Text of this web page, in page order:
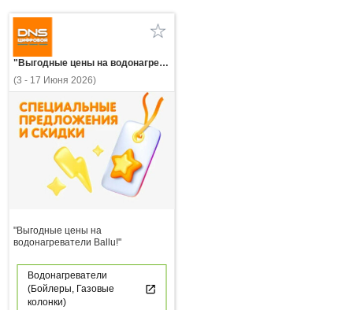
"Выгодные цены на водонагреватели Ballu!"
(3 - 17 Июня 2026)
"Выгодные цены на
водонагреватели Ballu!"
Водонагреватели
(Бойлеры, Газовые
колонки)